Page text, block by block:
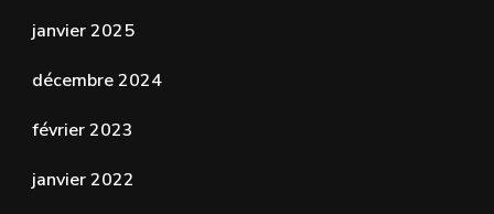
janvier 2025
décembre 2024
février 2023
janvier 2022